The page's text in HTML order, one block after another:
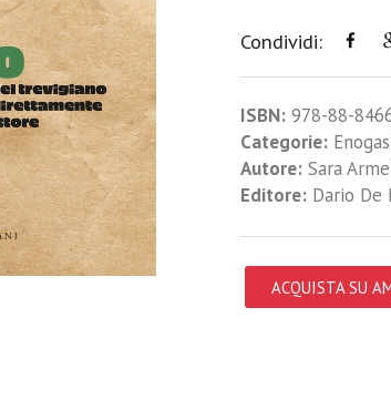
Condividi:
ISBN: 978-88-
Categorie:
Autore: Sara
Editore:Dario De
ACQUISTA SU